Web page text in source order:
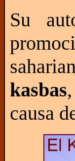
Su
kasbas
causa